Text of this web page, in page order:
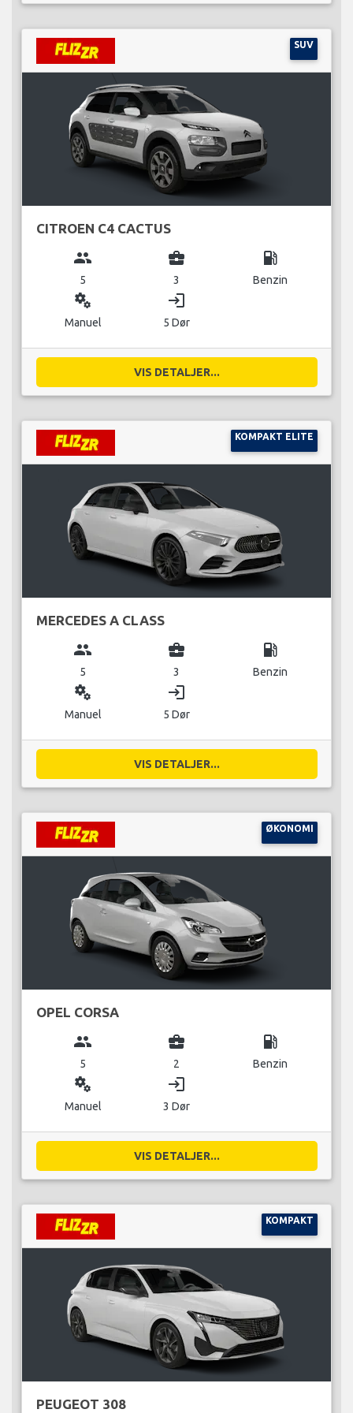
SUV
CITROEN C4 CACTUS
group
5
business_center
3
local_gas_station
Benzin
miscellaneous_services
Manuel
login
5 Dør
VIS DETALJER...
KOMPAKT ELITE
MERCEDES A CLASS
group
5
business_center
3
local_gas_station
Benzin
miscellaneous_services
Manuel
login
5 Dør
VIS DETALJER...
ØKONOMI
OPEL CORSA
group
5
business_center
2
local_gas_station
Benzin
miscellaneous_services
Manuel
login
3 Dør
VIS DETALJER...
KOMPAKT
PEUGEOT 308